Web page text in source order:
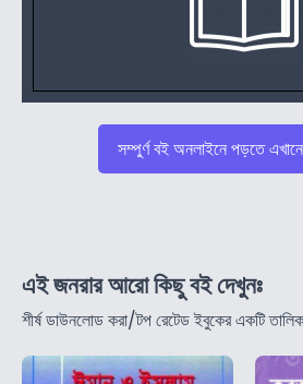
সম্পুর্ণ বই অনলাইনে পড়তে
এই জনরার আরো কিছু বই দেখুনঃ
শীর্ষ ডাউনলোড করা/টপ রেটেড ইবুকের একটি